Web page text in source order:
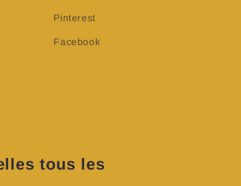
Pinterest
Facebook
tous les